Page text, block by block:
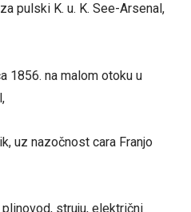
pulski K. u. K. See-Arsenal,
1856. na malom otoku u
uz nazočnost cara Franjo
struju, električni